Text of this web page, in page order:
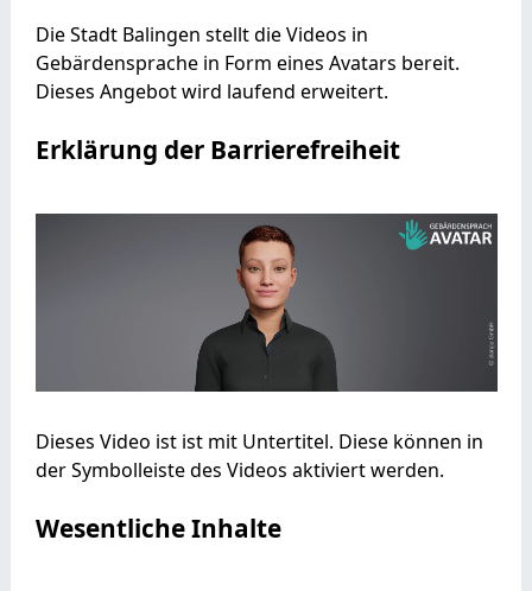
Die Stadt Balingen stellt die Videos in
Gebärdensprache in Form eines Avatars bereit.
Dieses Angebot wird laufend erweitert.
Erklärung der Barrierefreiheit
Dieses Video ist ist mit Untertitel. Diese können in
der Symbolleiste des Videos aktiviert werden.
Wesentliche Inhalte